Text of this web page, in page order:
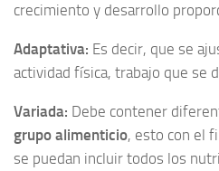
crecimiento y desarrollo
Adaptativa: Es decir, que se
actividad física, trabajo que se
Variada: Debe contener
grupo alimenticio, esto con el
se puedan incluir todos los